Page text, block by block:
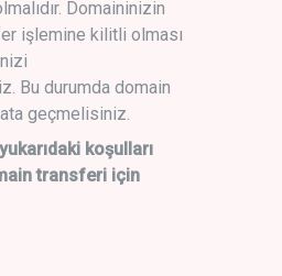
Domaininizin
işlemine kilitli olması
Bu durumda domain
geçmelisiniz.
koşulları
transferi için